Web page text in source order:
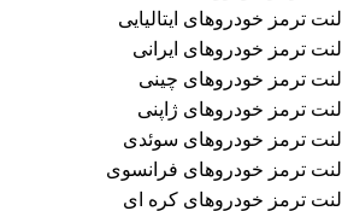
لنت ترمز خودروهای ایتالیایی
لنت ترمز خودروهای ایرانی
لنت ترمز خودروهای چینی
لنت ترمز خودروهای ژاپنی
لنت ترمز خودروهای سوئدی
لنت ترمز خودروهای فرانسوی
لنت ترمز خودروهای کره ای